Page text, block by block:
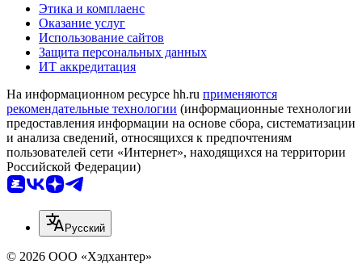
Этика и комплаенс
Оказание услуг
Использование сайтов
Защита персональных данных
ИТ аккредитация
На информационном ресурсе hh.ru применяются
рекомендательные технологии (информационные технологии
предоставления информации на основе сбора, систематизации
и анализа сведений, относящихся к предпочтениям
пользователей сети «Интернет», находящихся на территории
Российской Федерации)
Русский
© 2026 ООО «Хэдхантер»